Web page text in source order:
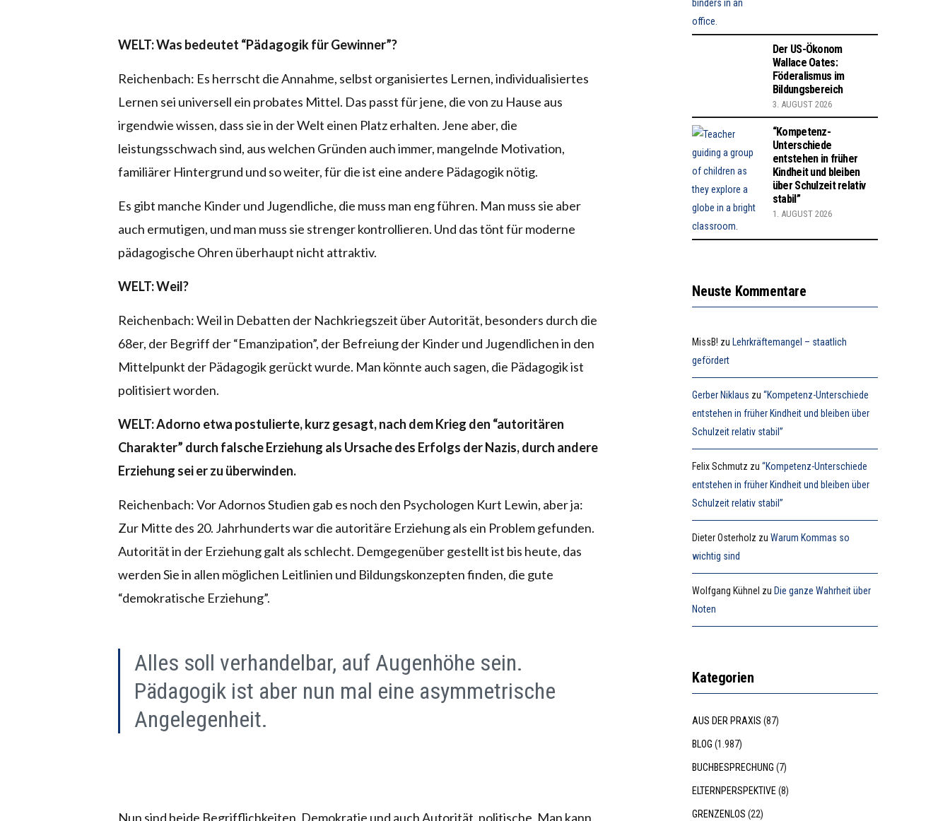
WELT: Was bedeutet “Pädagogik für Gewinner”?
Reichenbach: Es herrscht die Annahme, selbst organisiertes Lernen, individualisiertes
Lernen sei universell ein probates Mittel. Das passt für jene, die von zu Hause aus
irgendwie wissen, dass sie in der Welt einen Platz erhalten. Jene aber, die
leistungsschwach sind, aus welchen Gründen auch immer, mangelnde Motivation,
familiärer Hintergrund und so weiter, für die ist eine andere Pädagogik nötig.
Es gibt manche Kinder und Jugendliche, die muss man eng führen. Man muss sie aber
auch ermutigen, und man muss sie strenger kontrollieren. Und das tönt für moderne
pädagogische Ohren überhaupt nicht attraktiv.
WELT: Weil?
Reichenbach: Weil in Debatten der Nachkriegszeit über Autorität, besonders durch die
68er, der Begriff der “Emanzipation”, der Befreiung der Kinder und Jugendlichen in den
Mittelpunkt der Pädagogik gerückt wurde. Man könnte auch sagen, die Pädagogik ist
politisiert worden.
WELT: Adorno etwa postulierte, kurz gesagt, nach dem Krieg den “autoritären
Charakter” durch falsche Erziehung als Ursache des Erfolgs der Nazis, durch andere
Erziehung sei er zu überwinden.
Reichenbach: Vor Adornos Studien gab es noch den Psychologen Kurt Lewin, aber ja:
Zur Mitte des 20. Jahrhunderts war die autoritäre Erziehung als ein Problem gefunden.
Autorität in der Erziehung galt als schlecht. Demgegenüber gestellt ist bis heute, das
werden Sie in allen möglichen Leitlinien und Bildungskonzepten finden, die gute
“demokratische Erziehung”.
Alles soll verhandelbar, auf Augenhöhe sein.
Pädagogik ist aber nun mal eine asymmetrische
Angelegenheit.
Nun sind beide Begrifflichkeiten, Demokratie und auch Autorität, politische. Man kann
Der US-Ökonom
Wallace Oates:
Föderalismus im
Bildungsbereich
3. AUGUST 2026
“Kompetenz-
Unterschiede
entstehen in früher
Kindheit und bleiben
über Schulzeit relativ
stabil”
1. AUGUST 2026
Neuste Kommentare
MissB! zu Lehrkräftemangel – staatlich
gefördert
Gerber Niklaus zu“Kompetenz-Unterschiede
entstehen in früher Kindheit und bleiben über
Schulzeit relativ stabil”
Felix Schmutz zu“Kompetenz-Unterschiede
entstehen in früher Kindheit und bleiben über
Schulzeit relativ stabil”
Dieter Osterholz zuWarum Kommas so
wichtig sind
Wolfgang Kühnel zu Die ganze Wahrheit über
Noten
Kategorien
AUS DER PRAXIS (87)
BLOG (1.987)
BUCHBESPRECHUNG (7)
ELTERNPERSPEKTIVE(8)
GRENZENLOS (22)